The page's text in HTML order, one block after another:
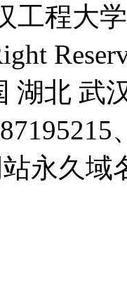
工程大
湖北 武
永久域